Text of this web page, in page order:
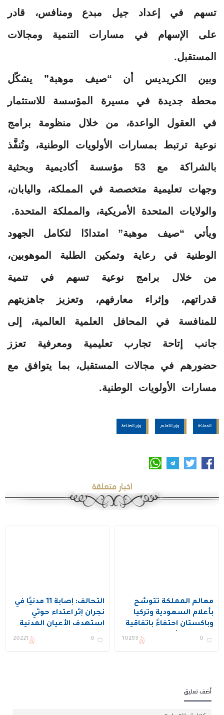
تسهم في إعداد جيل مبدع ومنافس، قادر
على الإسهام في مسارات التنمية ومجالات
المستقبل.
وبين الكريديس أن “صيف موهبة” يشكّل
محطة جديدة في مسيرة المؤسسة للاستثمار
في العقول الواعدة، من خلال منظومة برامج
نوعية ترتبط بمسارات الأولويات الوطنية، وتُنفَّذ
بالشراكة مع 53 مؤسسة أكاديمية وبحثية
وجهات تعليمية متخصصة في المملكة، واليابان،
والولايات المتحدة الأمريكية، والمملكة المتحدة.
ويأتي “صيف موهبة” امتدادًا لتكامل الجهود
الوطنية في رعاية وتمكين الطلبة الموهوبين،
من خلال برامج نوعية تسهم في تنمية
قدراتهم، وإثراء معارفهم، وتعزيز جاهزيتهم
للمنافسة في المحافل العلمية العالمية، إلى
جانب إتاحة تجارب تعليمية ومعرفية تعزز
حضورهم في مجالات المستقبل، بما يتوافق مع
مسارات الأولويات الوطنية.
المملكة وزير التعليم وزير الصناعة
اخبار متعلقة
معالم المملكة تتوشح
بأعلام السعودية وتركيا
وباكستان احتفاءً باتفاقية
الدفاع المشترك
0
10293
التحالف: إصابة 11 مدنيًا في
نجران إثر اعتداء حوثي
استهدف الأعيان المدنية
0
20221
أضف تعليق